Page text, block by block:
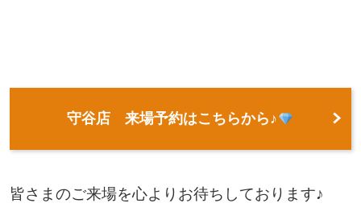
守谷店 来場予約はこちらから♪
皆さまのご来場を心よりお待ちしております♪